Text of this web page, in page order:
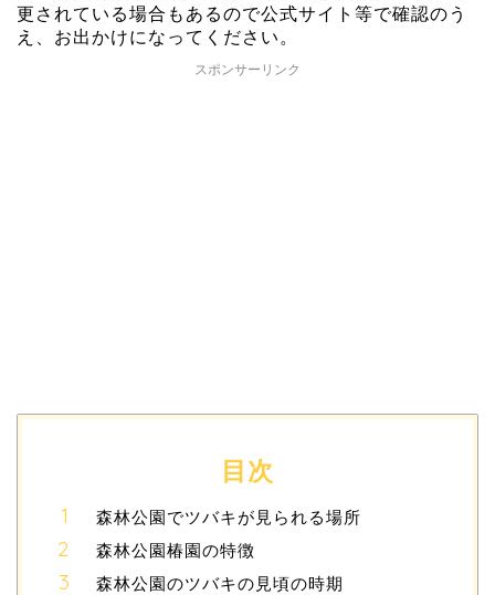
更されている場合もあるので公式サイト等で確認のう
え、お出かけになってください。
スポンサーリンク
目次
森林公園でツバキが見られる場所
森林公園椿園の特徴
森林公園のツバキの見頃の時期